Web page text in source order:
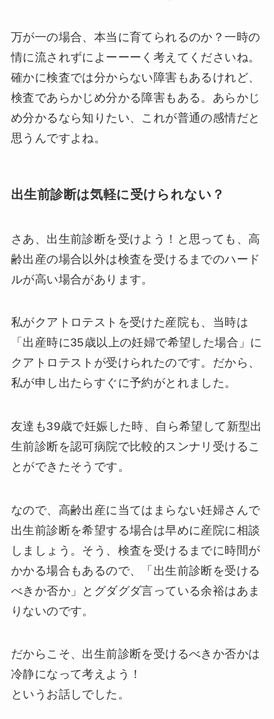
万が一の場合、本当に育てられるのか？一時の
情に流されずによーーーく考えてくださいね。
確かに検査では分からない障害もあるけれど、
検査であらかじめ分かる障害もある。あらかじ
め分かるなら知りたい、これが普通の感情だと
思うんですよね。
出生前診断は気軽に受けられない？
さあ、出生前診断を受けよう！と思っても、高
齢出産の場合以外は検査を受けるまでのハード
ルが高い場合があります。
私がクアトロテストを受けた産院も、当時は
「出産時に35歳以上の妊婦で希望した場合」に
クアトロテストが受けられたのです。だから、
私が申し出たらすぐに予約がとれました。
友達も39歳で妊娠した時、自ら希望して新型出
生前診断を認可病院で比較的スンナリ受けるこ
とができたそうです。
なので、高齢出産に当てはまらない妊婦さんで
出生前診断を希望する場合は早めに産院に相談
しましょう。そう、検査を受けるまでに時間が
かかる場合もあるので、「出生前診断を受ける
べきか否か」とグダグダ言っている余裕はあま
りないのです。
だからこそ、出生前診断を受けるべきか否かは
冷静になって考えよう！
というお話しでした。